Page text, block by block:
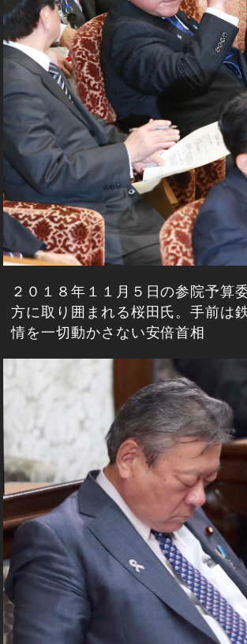
２０１８年１１月５日の参院予算
方に取り囲まれる桜田氏。手前は
情を一切動かさない安倍首相